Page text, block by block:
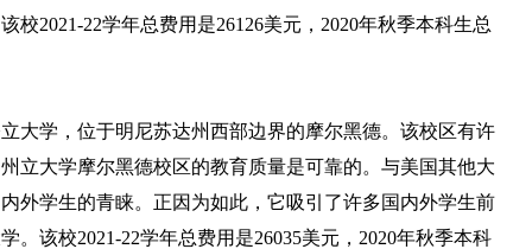
2021-22学年总费用是26126美元，2020年秋季本科生总
大学，位于明尼苏达州西部边界的摩尔黑德。该校区有许
立大学摩尔黑德校区的教育质量是可靠的。与美国其他大
外学生的青睐。正因为如此，它吸引了许多国内外学生前
该校2021-22学年总费用是26035美元，2020年秋季本科